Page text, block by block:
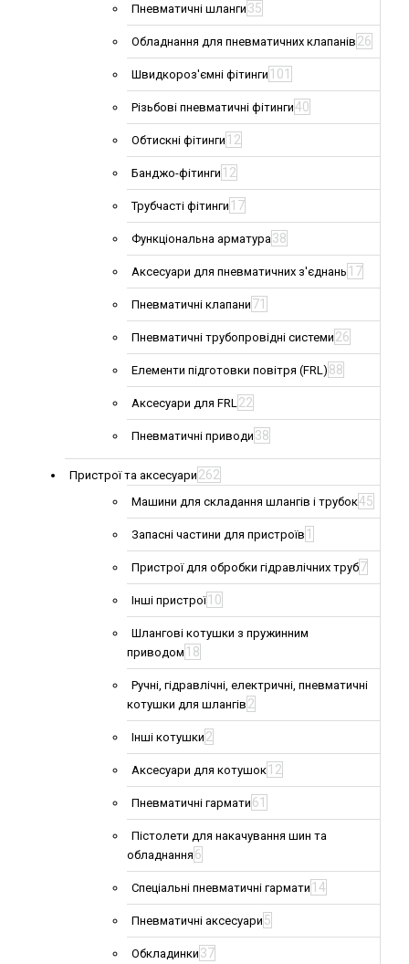
Пневматичні шланги 35
Обладнання для пневматичних клапанів 26
Швидкороз'ємні фітинги 101
Різьбові пневматичні фітинги40
Обтискні фітинги 12
Банджо-фітинги 12
Трубчасті фітинги 17
Функціональна арматура38
Аксесуари для пневматичних з'єднань 17
Пневматичні клапани 71
Пневматичні трубопровідні системи 26
Елементи підготовки повітря (FRL) 88
Аксесуари для FRL22
Пневматичні приводи 38
Пристрої та аксесуари 262
Машини для складання шлангів і трубок45
Запасні частини для пристроїв 1
Пристрої для обробки гідравлічних труб7
Інші пристрої 10
Шлангові котушки з пружинним
приводом 18
Ручні, гідравлічні, електричні, пневматичні
котушки для шлангів 2
Інші котушки 2
Аксесуари для котушок 12
Пневматичні гармати 61
Пістолети для накачування шин та
обладнання 6
Спеціальні пневматичні гармати 14
Пневматичні аксесуари 5
Обкладинки 37